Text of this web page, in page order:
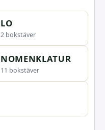
LO
2 bokstäver
NOMENKLATUR
11 bokstäver